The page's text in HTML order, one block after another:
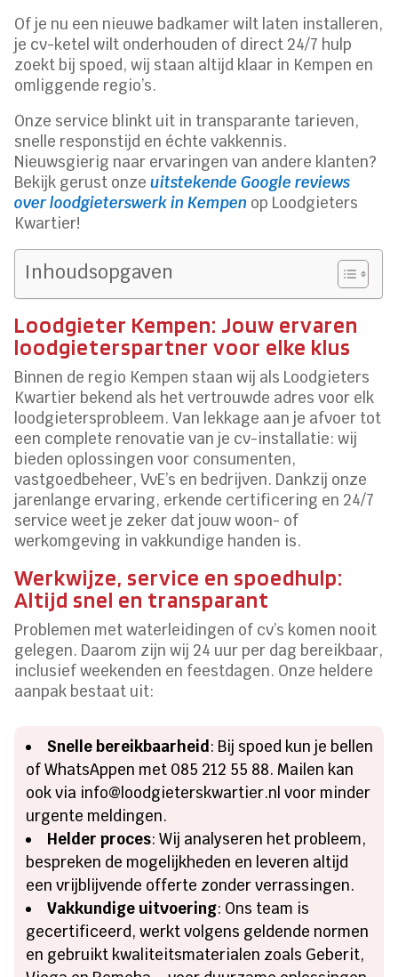
Of je nu een nieuwe badkamer wilt laten installeren,
je cv-ketel wilt onderhouden of direct 24/7 hulp
zoekt bij spoed, wij staan altijd klaar in Kempen en
omliggende regio’s.
Onze service blinkt uit in transparante tarieven,
snelle responstijd en échte vakkennis.
Nieuwsgierig naar ervaringen van andere klanten?
Bekijk gerust onzeuitstekende Google reviews
over loodgieterswerk in Kempen op Loodgieters
Kwartier!
Inhoudsopgaven
Loodgieter Kempen: Jouw ervaren
loodgieterspartner voor elke klus
Binnen de regio Kempen staan wij als Loodgieters
Kwartier bekend als het vertrouwde adres voor elk
loodgietersprobleem. Van lekkage aan je afvoer tot
een complete renovatie van je cv-installatie: wij
bieden oplossingen voor consumenten,
vastgoedbeheer, VvE’s en bedrijven. Dankzij onze
jarenlange ervaring, erkende certificering en 24/7
service weet je zeker dat jouw woon- of
werkomgeving in vakkundige handen is.
Werkwijze, service en spoedhulp:
Altijd snel en transparant
Problemen met waterleidingen of cv’s komen nooit
gelegen. Daarom zijn wij 24 uur per dag bereikbaar,
inclusief weekenden en feestdagen. Onze heldere
aanpak bestaat uit:
Snelle bereikbaarheid: Bij spoed kun je bellen
of WhatsAppen met 085 212 55 88. Mailen kan
ook via info@loodgieterskwartier.nl voor minder
urgente meldingen.
Helder proces: Wij analyseren het probleem,
bespreken de mogelijkheden en leveren altijd
een vrijblijvende offerte zonder verrassingen.
Vakkundige uitvoering: Ons team is
gecertificeerd, werkt volgens geldende normen
en gebruikt kwaliteitsmaterialen zoals Geberit,